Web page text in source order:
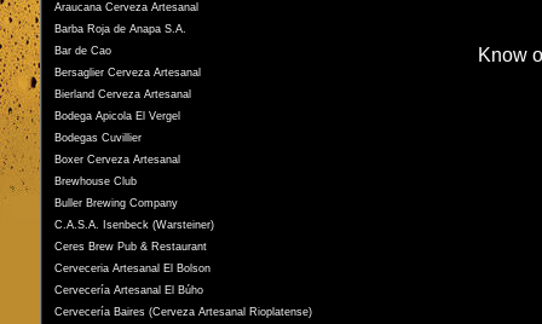
Araucana Cerveza Artesanal
Barba Roja de Anapa S.A.
Bar de Cao
Bersaglier Cerveza Artesanal
Bierland Cerveza Artesanal
Bodega Apicola El Vergel
Bodegas Cuvillier
Boxer Cerveza Artesanal
Brewhouse Club
Buller Brewing Company
C.A.S.A. Isenbeck (Warsteiner)
Ceres Brew Pub & Restaurant
Cerveceria Artesanal El Bolson
Cervecería Artesanal El Búho
Cervecería Baires (Cerveza Artesanal Rioplatense)
Know